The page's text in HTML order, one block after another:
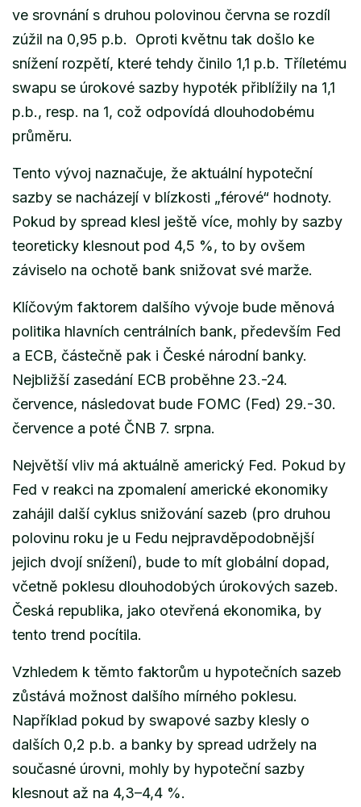
ve srovnání s druhou polovinou června se rozdíl
zúžil na 0,95 p.b. Oproti květnu tak došlo ke
snížení rozpětí, které tehdy činilo 1,1 p.b. Tříletému
swapu se úrokové sazby hypoték přiblížily na 1,1
p.b., resp. na 1, což odpovídá dlouhodobému
průměru.
Tento vývoj naznačuje, že aktuální hypoteční
sazby se nacházejí v blízkosti „férové“ hodnoty.
Pokud by spread klesl ještě více, mohly by sazby
teoreticky klesnout pod 4,5 %, to by ovšem
záviselo na ochotě bank snižovat své marže.
Klíčovým faktorem dalšího vývoje bude měnová
politika hlavních centrálních bank, především Fed
a ECB, částečně pak i České národní banky.
Nejbližší zasedání ECB proběhne 23.-24.
července, následovat bude FOMC (Fed) 29.-30.
července a poté ČNB 7. srpna.
Největší vliv má aktuálně americký Fed. Pokud by
Fed v reakci na zpomalení americké ekonomiky
zahájil další cyklus snižování sazeb (pro druhou
polovinu roku je u Fedu nejpravděpodobnější
jejich dvojí snížení), bude to mít globální dopad,
včetně poklesu dlouhodobých úrokových sazeb.
Česká republika, jako otevřená ekonomika, by
tento trend pocítila.
Vzhledem k těmto faktorům u hypotečních sazeb
zůstává možnost dalšího mírného poklesu.
Například pokud by swapové sazby klesly o
dalších 0,2 p.b. a banky by spread udržely na
současné úrovni, mohly by hypoteční sazby
klesnout až na 4,3–4,4 %.